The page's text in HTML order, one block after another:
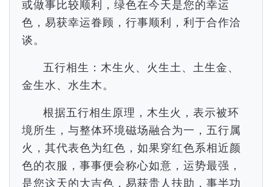
或做事比较顺利，绿色在今天是您的幸运
色，易获幸运眷顾，行事顺利，利于合作洽
谈。
五行相生：木生火、火生土、土生金、
金生水、水生木。
根据五行相生原理，木生火，表示被环
境所生，与整体环境磁场融合为一，五行属
火，其代表色为红色，如果穿红色系相近颜
色的衣服，事事便会称心如意，运势最强，
是您这天的大吉色，易获贵人扶助，事半功